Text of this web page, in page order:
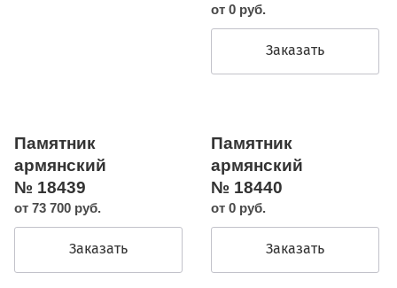
от 0 руб.
Заказать
Памятник
армянский
№ 18439
от 73 700 руб.
Заказать
Памятник
армянский
№ 18440
от 0 руб.
Заказать